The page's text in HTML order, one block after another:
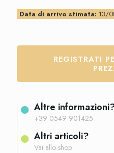
Data di arrivo stimata: 13/
REGISTRATI
Altre
+39 0549 901425
Altri articoli?
Vai allo shop